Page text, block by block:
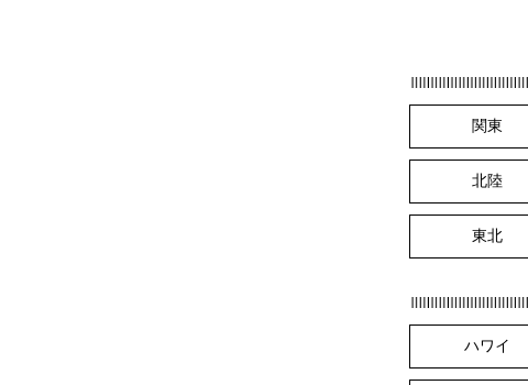
関東
北陸
東北
ハワイ